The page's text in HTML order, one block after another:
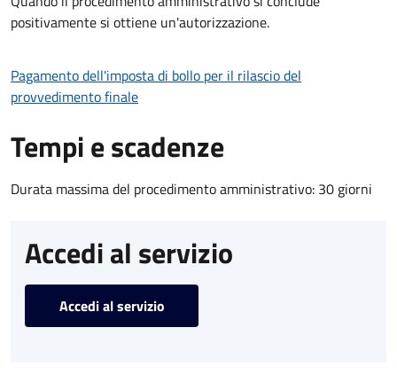
positivamente si ottiene un'autorizzazione.
Pagamento dell'imposta di bollo per il rilascio del
provvedimento finale
Tempi e scadenze
Durata massima del procedimento amministrativo: 30 giorni
Accedi al servizio
Accedi al servizio